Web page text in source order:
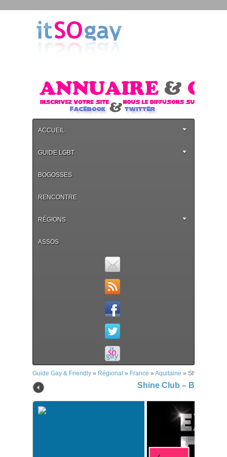
ACCUEIL
GUIDE LGBT
BOGOSSES
RENCONTRE
RÉGIONS
ASSOS
Guide Gay & Friendly » Régional » France » Aquitaine » Shine Club –
Shine Club – Bordeaux